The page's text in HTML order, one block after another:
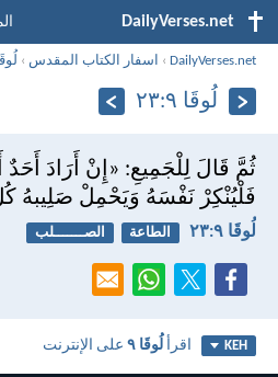
DailyVerses.net
DailyVerses.net
› اسفار الكتاب المقدس ›
لُوقَا ٩:‏٢٣
ثُمَّ قَالَ لِلْجَمِيعِ: «إِنْ أَرَادَ
فَلْيُنْكِرْ نَفْسَهُ وَيَحْمِلْ صَلِيبهُ
لُوقَا ٩:‏٢٣ الطاعة الصـــــــلب
KEH اقرألُوقَا ٩ على الإنترنت